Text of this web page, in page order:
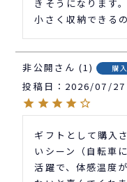
きそうになります
小さく収納できる
非公開 1 購
投稿日 2026/07/27
ギフトとして購入
いシーン（自転車
活躍で、体感温度